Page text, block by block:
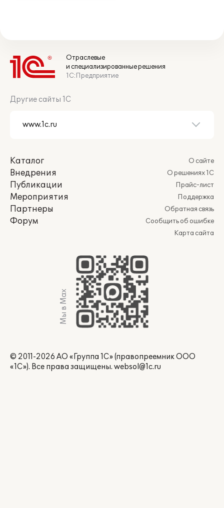
Отраслевые
и специализированные решения
1С:Предприятие
Другие сайты 1С
Каталог
Внедрения
Публикации
Мероприятия
Партнеры
Форум
О сайте
О решениях 1С
Прайс-лист
Поддержка
Обратная связь
Сообщить об ошибке
Карта сайта
Мы в Max
© 2011-2026 АО «Группа 1С» (правопреемник ООО
«1С»). Все права защищены. websol@1c.ru